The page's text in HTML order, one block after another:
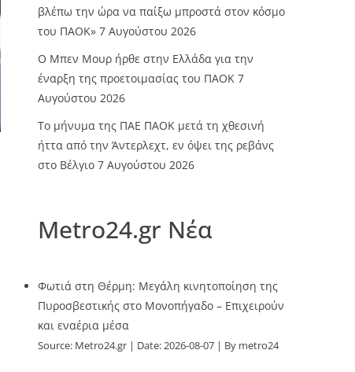
βλέπω την ώρα να παίξω μπροστά στον κόσμο
του ΠΑΟΚ» 7 Αυγούστου 2026
O Mπεν Μουρ ήρθε στην Ελλάδα για την
έναρξη της προετοιμασίας του ΠΑΟΚ 7
Αυγούστου 2026
Το μήνυμα της ΠΑΕ ΠΑΟΚ μετά τη χθεσινή
ήττα από την Άντερλεχτ, εν όψει της ρεβάνς
στο Βέλγιο 7 Αυγούστου 2026
Metro24.gr Νέα
Φωτιά στη Θέρμη: Μεγάλη κινητοποίηση της
Πυροσβεστικής στο Μονοπήγαδο – Επιχειρούν
και εναέρια μέσα
Source: Metro24.gr Date: 2026-08-07 By metro24